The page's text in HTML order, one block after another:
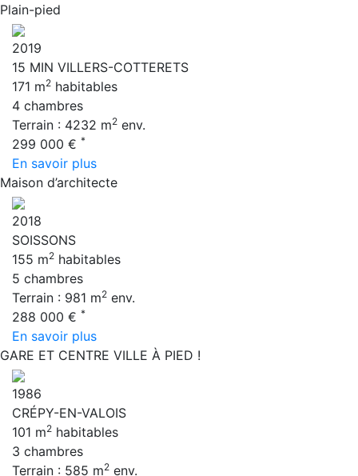
Plain-pied
2019
15 MIN VILLERS-COTTERETS
171 m2 habitables
4 chambres
Terrain : 4232 m2 env.
299 000 € *
En savoir plus
Maison d’architecte
2018
SOISSONS
155 m2 habitables
5 chambres
Terrain : 981 m2 env.
288 000 € *
En savoir plus
GARE ET CENTRE VILLE À PIED !
1986
CRÉPY-EN-VALOIS
101 m2 habitables
3 chambres
Terrain : 585 m2 env.